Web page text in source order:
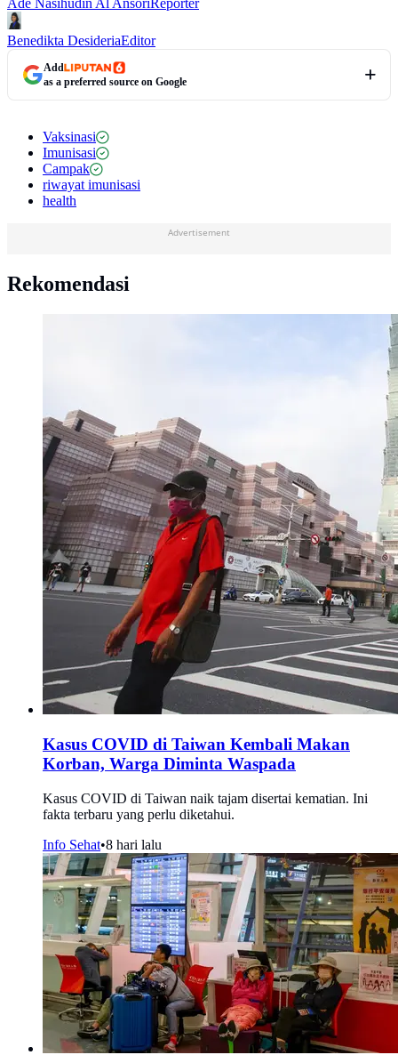
Ade Nasihudin Al AnsoriReporter
Benedikta DesideriaEditor
Add
as a preferred source on Google
Vaksinasi
Imunisasi
Campak
riwayat imunisasi
health
Advertisement
Rekomendasi
Kasus COVID di Taiwan Kembali Makan
Korban, Warga Diminta Waspada
Kasus COVID di Taiwan naik tajam disertai kematian. Ini
fakta terbaru yang perlu diketahui.
Info Sehat•8 hari lalu